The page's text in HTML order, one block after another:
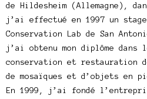
de Hildesheim (Allemagne),
j’ai effectué en 1997 un
Conservation Lab de San
j’ai obtenu mon diplôme dans
conservation et restauration
de mosaïques et d’objets en
En 1999, j’ai fondé